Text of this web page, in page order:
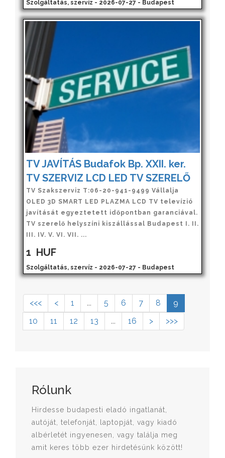
Szolgáltatás, szervíz - 2026-07-27 - Budapest
TV JAVÍTÁS Budafok Bp. XXII. ker.
TV SZERVIZ LCD LED TV SZERELŐ
TV Szakszerviz T:06-20-941-9499 Vállalja
OLED 3D SMART LED PLAZMA LCD TV televízió
javítását egyeztetett időpontban garanciával.
TV szerelő helyszíni kiszállással Budapest I. II.
III. IV. V. VI. VII. ...
1 HUF
Szolgáltatás, szervíz - 2026-07-27 - Budapest
<<< < 1 ... 5 6 7 8
9
10
11 12 13 ... 16 > >>>
Rólunk
Hirdesse budapesti eladó ingatlanát,
autóját, telefonját, laptopját, vagy kiadó
albérletét ingyenesen, vagy találja meg
amit keres több ezer hirdetésünk között!